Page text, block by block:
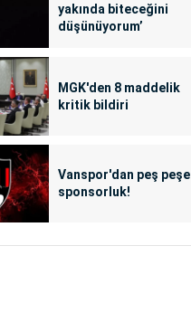
yakında biteceğini
düşünüyorum’
MGK'den 8 maddelik
kritik bildiri
Vanspor'dan peş peşe
sponsorluk!